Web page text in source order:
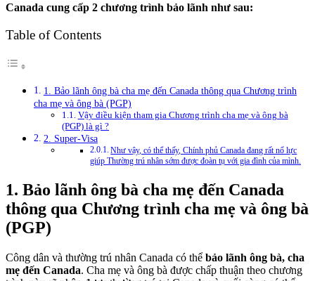
Canada cung cấp 2 chương trình bảo lãnh như sau:
Table of Contents
1. Bảo lãnh ông bà cha mẹ đến Canada thông qua Chương trình
cha mẹ và ông bà (PGP)
Vậy điều kiện tham gia Chương trình cha mẹ và ông bà
(PGP) là gì ?
2. Super-Visa
Như vậy, có thể thấy, Chính phủ Canada đang rất nổ lực
giúp Thường trú nhân sớm được đoàn tụ với gia đình của mình.
1. Bảo lãnh ông bà cha mẹ đến Canada
thông qua Chương trình cha mẹ và ông bà
(PGP)
Công dân và thường trú nhân Canada có thể bảo lãnh ông bà, cha
mẹ đến Canada. Cha mẹ và ông bà được chấp thuận theo chương